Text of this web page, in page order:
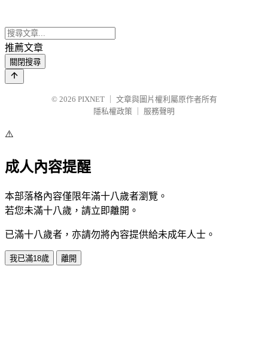
推薦文章
關閉搜尋
© 2026 PIXNET
文章與圖片權利屬原作者所有
隱私權政策
服務聲明
⚠️
成人內容提醒
本部落格內容僅限年滿十八歲者瀏覽。
若您未滿十八歲，請立即離開。
已滿十八歲者，亦請勿將內容提供給未成年人士。
我已滿18歲 離開